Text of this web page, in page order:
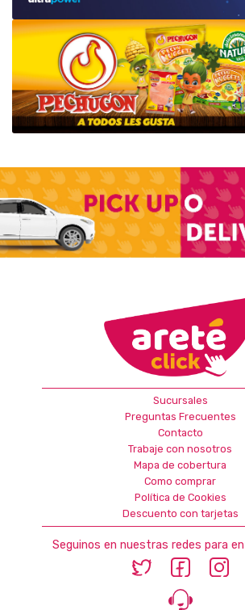
Sucursales
Preguntas Frecuentes
Contacto
Trabaje con nosotros
Mapa de cobertura
Como comprar
Política de Cookies
Descuento con tarjetas
Seguinos en nuestras redes para